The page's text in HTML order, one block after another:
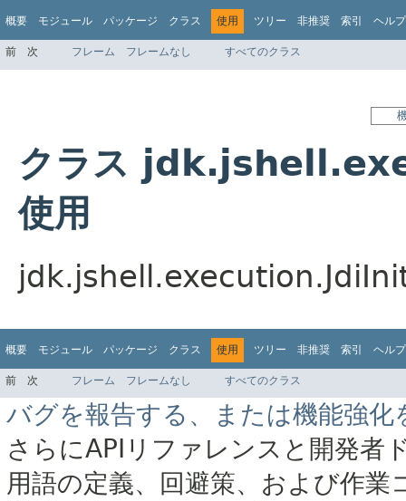
概要 モジュール パッケージ クラス 使用 ツリー 非推奨 索引 ヘルプ
前 次 フレーム フレームなし すべてのクラス
クラス
使用
概要 モジュール パッケージ クラス 使用 ツリー 非推奨 索引 ヘルプ
前 次 フレーム フレームなし すべてのクラス
バグを報告する、または機能強化
さらにAPIリファレンスと開発者
用語の定義、回避策、および作